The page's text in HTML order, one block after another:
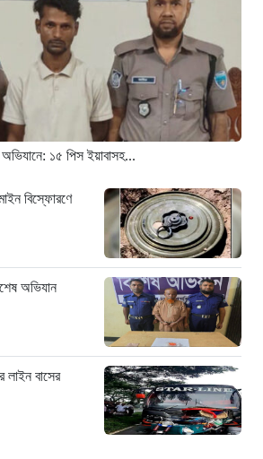
ঢাকা চট্টগ্রাম মহাসড়ক স্টার লাইন বাসের
ধাক্কায় অটোরিকশা চালক নিহত
১৯ ঘণ্টা আগে
হামে আরও ৬ শিশুর মৃত্যু, নতুন করে
আক্রান্ত ৮৫ জন
২২ ঘণ্টা আগে
দেড় বছরে শতাধিক দুর্ঘটনা
‘সচিবালয় অভিমুখে ১১ দলীয় ঐক্যের
পদযাত্রায় পুলিশের বাধা’
নদীদূষণ রোধে কঠোর প্রধানমন্ত্রী: সমন্বিত
উদ্যোগের তাগিদ
২২ ঘণ্টা আগে
১৫ পিস ইয়াবাসহ...
বিস্ফোরণে
অভিযান
লাইন বাসের